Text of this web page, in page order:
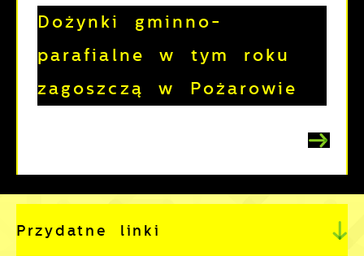
Dożynki gminno-
parafialne w tym roku
zagoszczą w Pożarowie
Przydatne linki